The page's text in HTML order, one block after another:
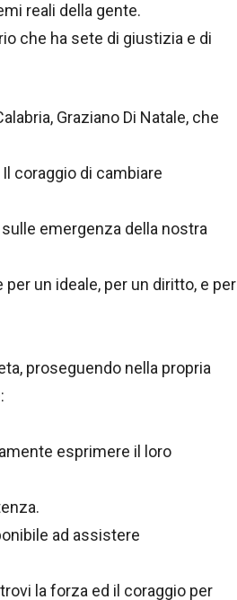
reali della gente.
che ha sete di giustizia e di
Graziano Di Natale, che
coraggio di cambiare
emergenza della nostra
un ideale, per un diritto, e per
proseguendo nella propria
esprimere il loro
ad assistere
la forza ed il coraggio per